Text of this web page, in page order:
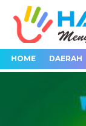
HOME DAERAH